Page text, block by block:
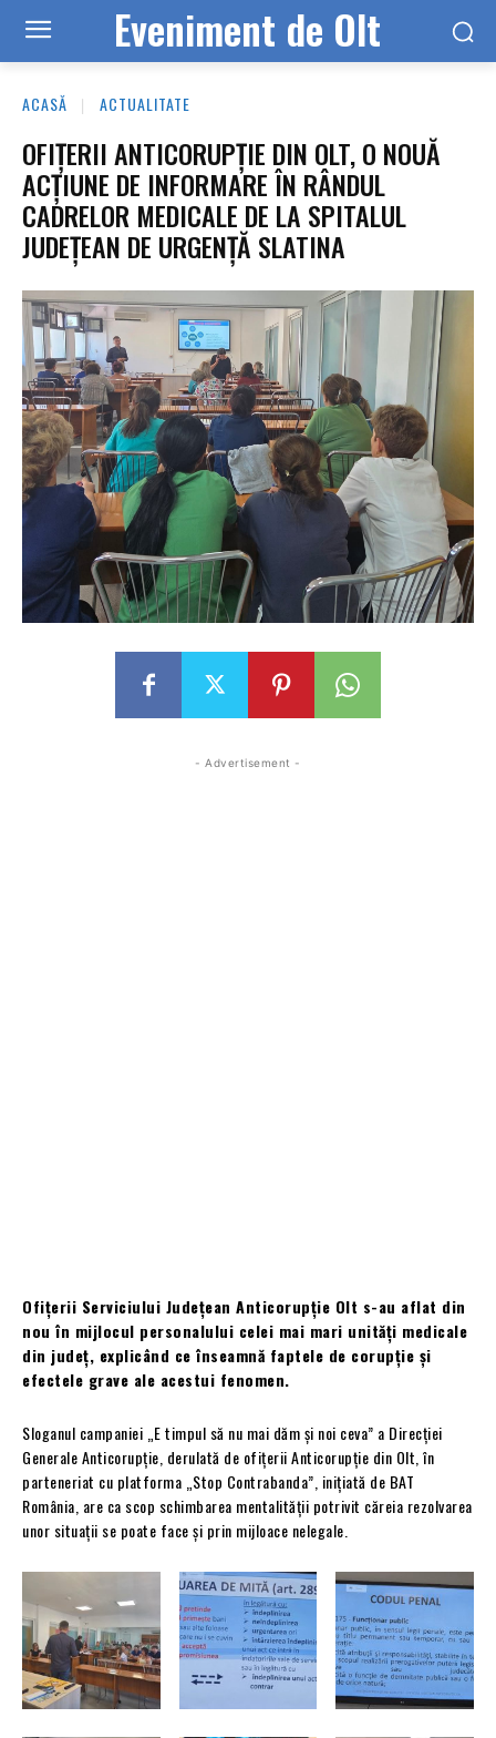
Eveniment de Olt
ACASĂ ACTUALITATE
OFIȚERII ANTICORUPȚIE DIN OLT, O NOUĂ
ACȚIUNE DE INFORMARE ÎN RÂNDUL
CADRELOR MEDICALE DE LA SPITALUL
JUDEȚEAN DE URGENȚĂ SLATINA
- Advertisement -
Ofițerii Serviciului Județean Anticorupție Olt s-au aflat din
nou în mijlocul personalului celei mai mari unități medicale
din județ, explicând ce înseamnă faptele de corupție și
efectele grave ale acestui fenomen.
Sloganul campaniei „E timpul să nu mai dăm și noi ceva” a Direcției
Generale Anticorupție, derulată de ofițerii Anticorupție din Olt, în
parteneriat cu platforma „Stop Contrabanda”, inițiată de BAT
România, are ca scop schimbarea mentalității potrivit căreia rezolvarea
unor situații se poate face și prin mijloace nelegale.